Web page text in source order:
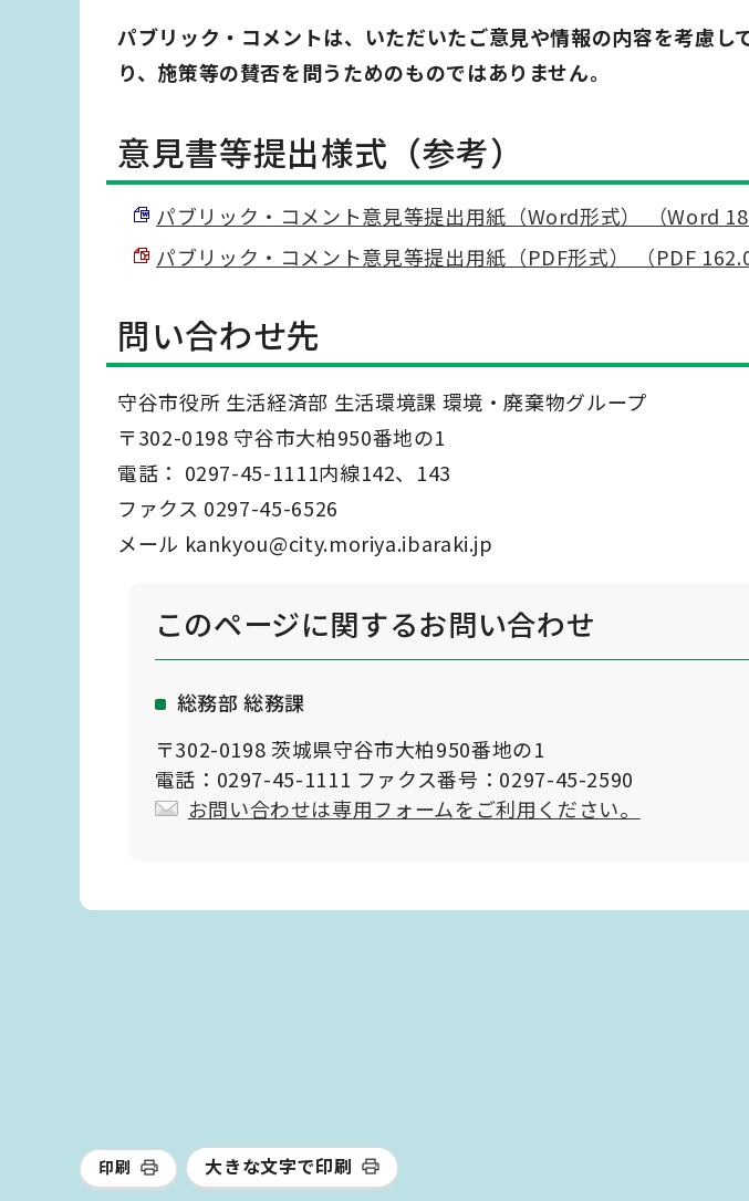
パブリック・コメントは、いただいたご意見や情報の内容を考慮し
り、施策等の賛否を問うためのものではありません。
意見書等提出様式（参考）
パブリック・コメント意見等提出用紙（Word形式） （Word
パブリック・コメント意見等提出用紙（PDF形式） （PDF
問い合わせ先
守谷市役所 生活経済部 生活環境課 環境・廃棄物グループ
〒302-0198 守谷市大柏950番地の1
電話： 0297-45-1111内線142、143
ファクス 0297-45-6526
メール kankyou@city.moriya.ibaraki.jp
このページに関するお問い合わせ
総務部 総務課
〒302-0198 茨城県守谷市大柏950番地の1
電話：0297-45-1111 ファクス番号：0297-45-2590
お問い合わせは専用フォームをご利用ください。
印刷 大きな文字で印刷